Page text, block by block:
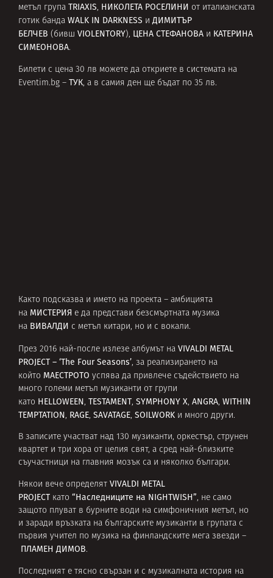
метъл група TRIAXIS, НИКОЛЕТА РОСЕЛИНИ от италианската
готик банда WALK IN DARKNESS и ДИМИТЪР
БЕЛЧЕВ (бивш VIOLENTORY), ЦЕНА СТЕФАНОВА и КАТЕРИНА
СИМЕОНОВА.
Билети с цена 30 лв можете да откриете в системата на
Eventim.bg – ТУК, а в самия ден ще бъдат по 35 лв.
Както подсказва и името на проекта – амбицията
на МИСТЕРИЯ е да представи безсмъртната музика
на ВИВАЛДИ с метъл китари, но и с вокали.
През 2016 най-после излезе албумът на VIVALDI METAL
PROJECT – ‘The Four Seasons’, за реализирането на
който МАЕСТРОТО успява да привлече съдействието на
много големи метъл музиканти от групи
като HELLOWEEN, TESTAMENT, SYMPHONY X, ANGRA, WITHIN
TEMPTATION, RAGE, SAVATAGE, SOILWORK и много други.
В записите участват над 130 музиканти, оркестър, струнен
квартет и три хора от целия свят, а сред най-близките
съучастници на главния мозък са и няколко българи.
Някои вече определят VIVALDI METAL
PROJECT като “Наследниците на NIGHTWISH”, не само
защото плуват в бурните води на симфоничния метъл, но
и заради връзката на българските музиканти в групата с
първия учител по музика на финландските мега звезди –
ПЛАМЕН ДИМОВ.
Последният е тясно свързан и с музикалната история на